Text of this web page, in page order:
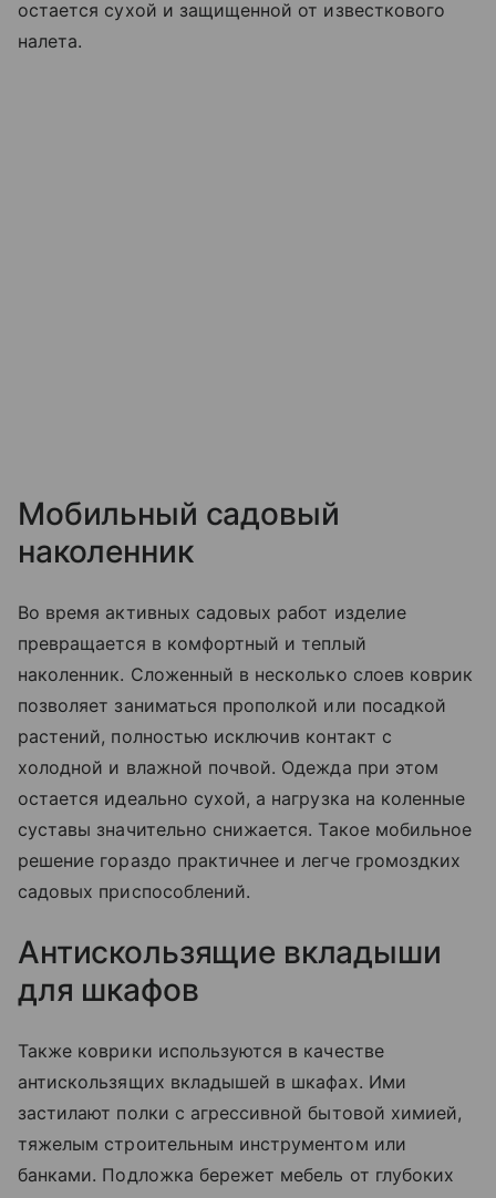
остается сухой и защищенной от известкового
налета.
Мобильный садовый
наколенник
Во время активных садовых работ изделие
превращается в комфортный и теплый
наколенник. Сложенный в несколько слоев коврик
позволяет заниматься прополкой или посадкой
растений, полностью исключив контакт с
холодной и влажной почвой. Одежда при этом
остается идеально сухой, а нагрузка на коленные
суставы значительно снижается. Такое мобильное
решение гораздо практичнее и легче громоздких
садовых приспособлений.
Антискользящие вкладыши
для шкафов
Также коврики используются в качестве
антискользящих вкладышей в шкафах. Ими
застилают полки с агрессивной бытовой химией,
тяжелым строительным инструментом или
банками. Подложка бережет мебель от глубоких